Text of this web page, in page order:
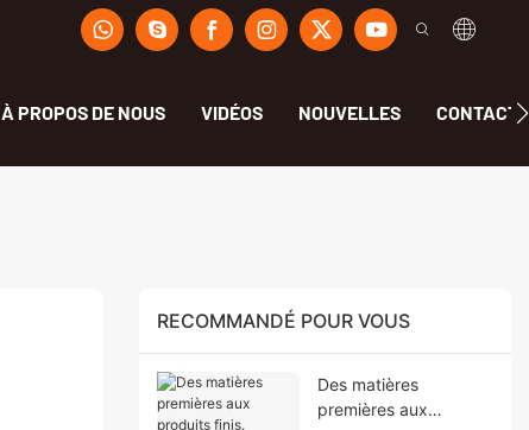
À PROPOS DE NOUS VIDÉOS NOUVELLES
RECOMMANDÉ POUR VOUS
Des matières
premières aux